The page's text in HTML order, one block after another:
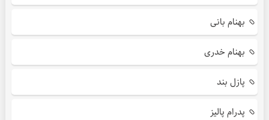
بهنام بانی
بهنام خدری
پازل بند
پدرام پالیز